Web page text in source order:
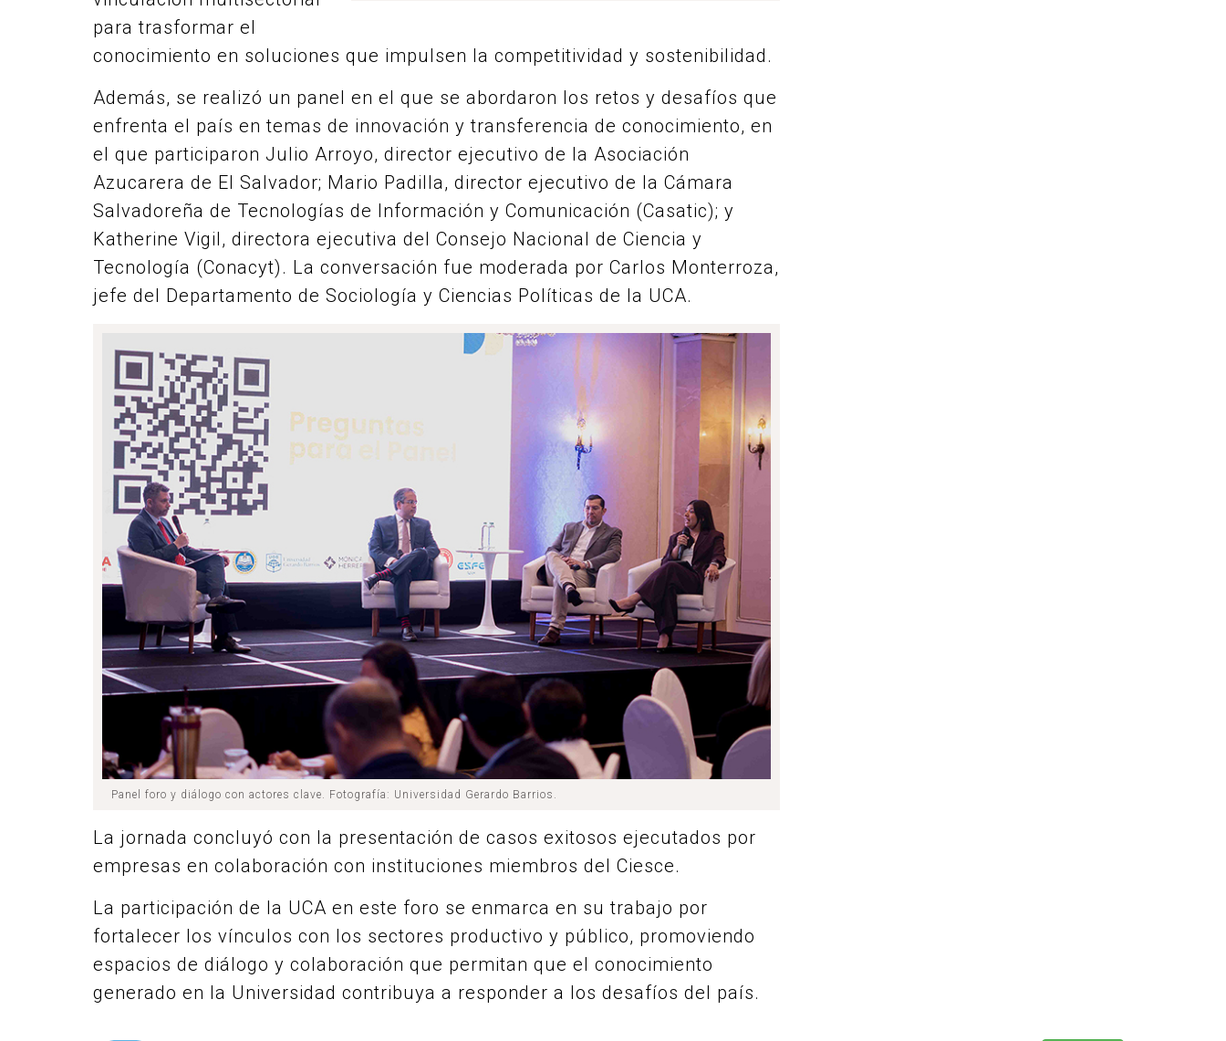
para trasformar el
conocimiento en soluciones que impulsen la competitividad y sostenibilidad.
Además, se realizó un panel en el que se abordaron los retos y desafíos que
enfrenta el país en temas de innovación y transferencia de conocimiento, en
el que participaron Julio Arroyo, director ejecutivo de la Asociación
Azucarera de El Salvador; Mario Padilla, director ejecutivo de la Cámara
Salvadoreña de Tecnologías de Información y Comunicación (Casatic); y
Katherine Vigil, directora ejecutiva del Consejo Nacional de Ciencia y
Tecnología (Conacyt). La conversación fue moderada por Carlos Monterroza,
jefe del Departamento de Sociología y Ciencias Políticas de la UCA.
Panel foro y diálogo con actores clave. Fotografía: Universidad Gerardo Barrios.
La jornada concluyó con la presentación de casos exitosos ejecutados por
empresas en colaboración con instituciones miembros del Ciesce.
La participación de la UCA en este foro se enmarca en su trabajo por
fortalecer los vínculos con los sectores productivo y público, promoviendo
espacios de diálogo y colaboración que permitan que el conocimiento
generado en la Universidad contribuya a responder a los desafíos del país.